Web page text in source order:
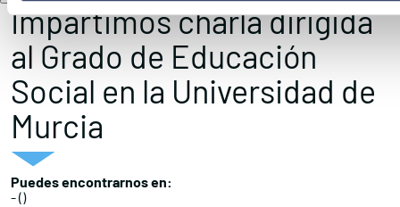
Impartimos charla dirigida
al Grado de Educación
Social en la Universidad de
Murcia
Puedes encontrarnos en:
- ()